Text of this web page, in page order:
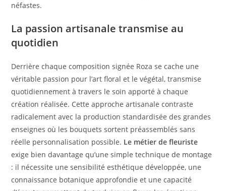
néfastes.
La passion artisanale transmise au
quotidien
Derrière chaque composition signée Roza se cache une
véritable passion pour l’art floral et le végétal, transmise
quotidiennement à travers le soin apporté à chaque
création réalisée. Cette approche artisanale contraste
radicalement avec la production standardisée des grandes
enseignes où les bouquets sortent préassemblés sans
réelle personnalisation possible. Le métier de fleuriste
exige bien davantage qu’une simple technique de montage
: il nécessite une sensibilité esthétique développée, une
connaissance botanique approfondie et une capacité